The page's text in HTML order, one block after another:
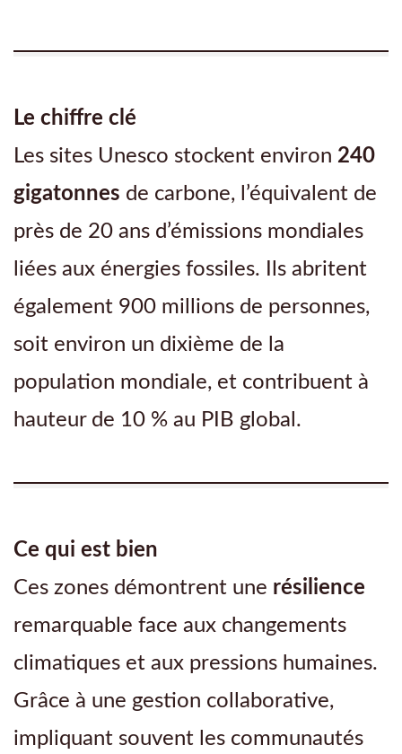
Le chiffre clé
Les sites Unesco stockent environ 240
gigatonnes de carbone, l’équivalent de
près de 20 ans d’émissions mondiales
liées aux énergies fossiles. Ils abritent
également 900 millions de personnes,
soit environ un dixième de la
population mondiale, et contribuent à
hauteur de 10 % au PIB global.
Ce qui est bien
Ces zones démontrent une résilience
remarquable face aux changements
climatiques et aux pressions humaines.
Grâce à une gestion collaborative,
impliquant souvent les communautés